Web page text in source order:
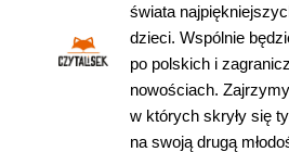
świata
dzieci. Wspólnie
po polskich i
nowościach.
w których skryły się
na swoją drugą